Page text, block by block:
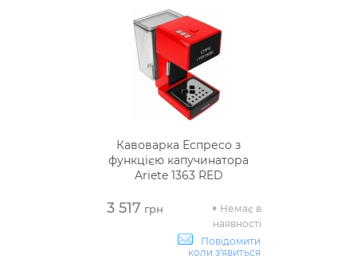
Кавоварка Еспресо з
функцією капучинатора
Ariete 1363 RED
3 517 грн
Немає в
наявності
Повідомити
коли з'явиться